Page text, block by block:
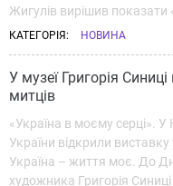
Жигулів вирішив показати
КАТЕГОРІЯ: НОВИНА
У музеї Григорія
митців
«Україна в моєму серці».
України відкрили виставку
Україна – життя моє. До
художника Григорія